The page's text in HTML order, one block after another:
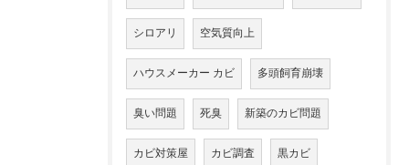
シロアリ 空気質向上
ハウスメーカー カビ 多頭飼育崩壊
臭い問題 死臭 新築のカビ問題
カビ対策屋 カビ調査 黒カビ